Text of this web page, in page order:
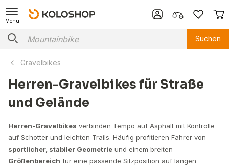
Menü
Suchen
Gravelbikes
Herren-Gravelbikes für Straße
und Gelände
Herren-Gravelbikes verbinden Tempo auf Asphalt mit Kontrolle
auf Schotter und leichten Trails. Häufig profitieren Fahrer von
sportlicher, stabiler Geometrie und einem breiten
Größenbereich für eine passende Sitzposition auf langen